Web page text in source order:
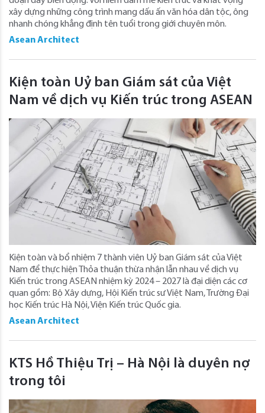
xây dựng những công trình mang dấu ấn văn hóa dân tộc, ông
nhanh chóng khẳng định tên tuổi trong giới chuyên môn.
Asean Architect
Kiện toàn Uỷ ban Giám sát của Việt
Nam về dịch vụ Kiến trúc trong ASEAN
Kiện toàn và bổ nhiệm 7 thành viên Uỷ ban Giám sát của Việt
Nam để thực hiện Thỏa thuận thừa nhận lẫn nhau về dịch vụ
Kiến trúc trong ASEAN nhiệm kỳ 2024 – 2027 là đại diện các cơ
quan gồm: Bộ Xây dựng, Hội Kiến trúc sư Việt Nam, Trường Đại
học Kiến trúc Hà Nội, Viện Kiến trúc Quốc gia.
Asean Architect
KTS Hồ Thiệu Trị – Hà Nội là duyên nợ
trong tôi